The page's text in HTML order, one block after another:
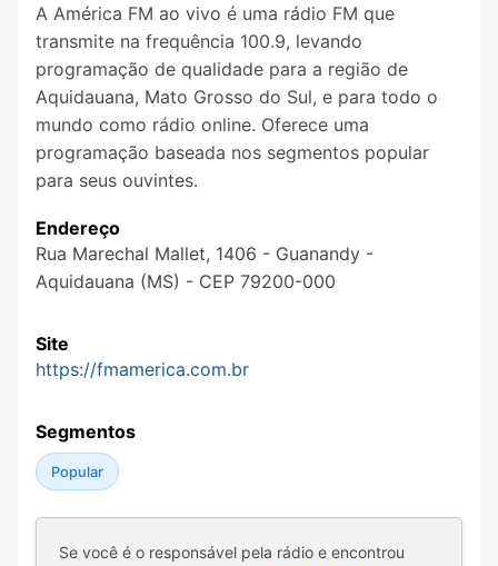
A América FM ao vivo é uma rádio FM que
transmite na frequência 100.9, levando
programação de qualidade para a região de
Aquidauana, Mato Grosso do Sul, e para todo o
mundo como rádio online. Oferece uma
programação baseada nos segmentos popular
para seus ouvintes.
Endereço
Rua Marechal Mallet, 1406 - Guanandy -
Aquidauana (MS) - CEP 79200-000
Site
https://fmamerica.com.br
Segmentos
Popular
Se você é o responsável pela rádio e encontrou